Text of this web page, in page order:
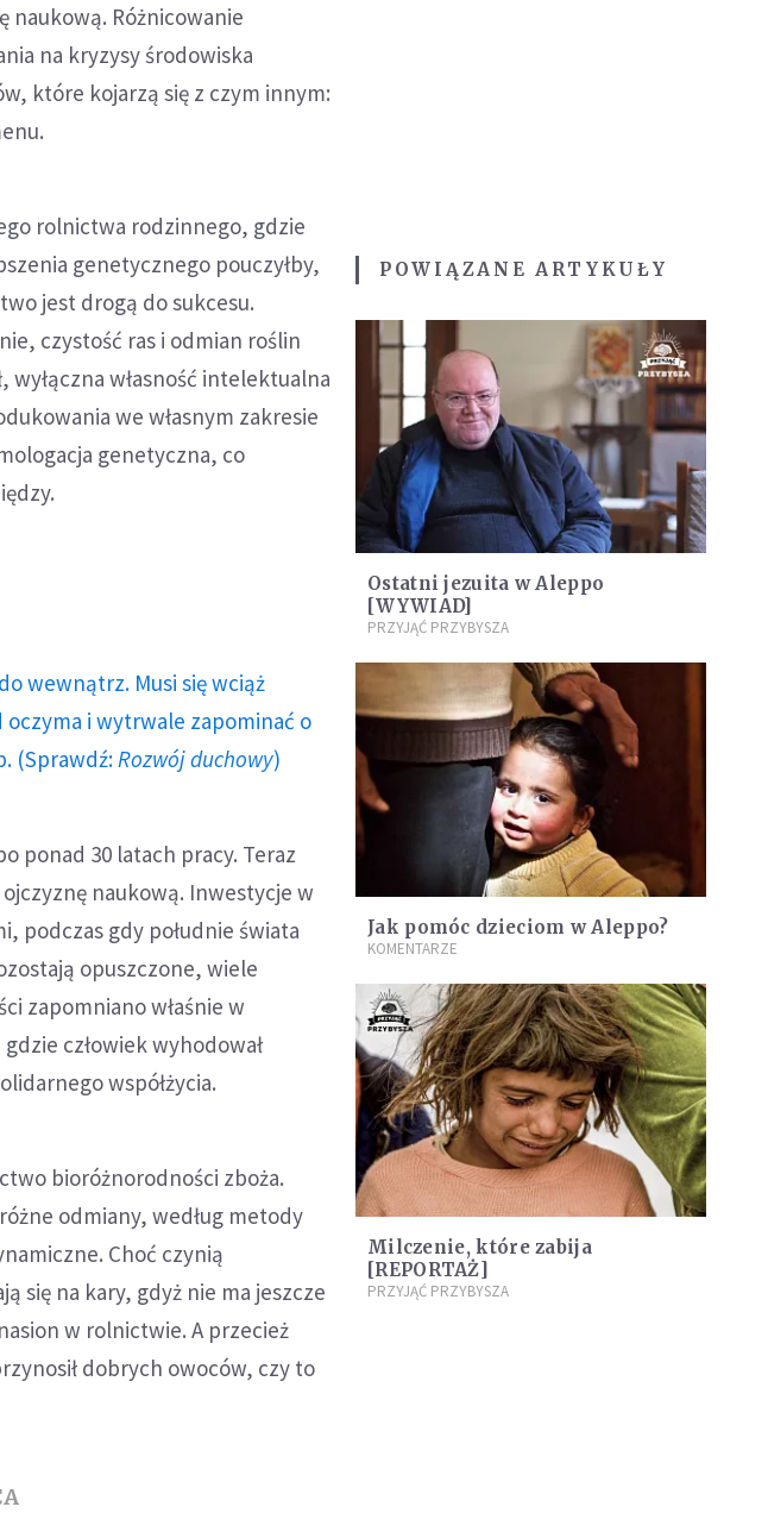
naukową. Różnicowanie
na kryzysy środowiska
które kojarzą się z czym innym:
rolnictwa rodzinnego, gdzie
genetycznego pouczyłby,
jest drogą do sukcesu.
czystość ras i odmian roślin
własność intelektualna
we własnym zakresie
genetyczna, co
wewnątrz. Musi się wciąż
i wytrwale zapominać o
(Sprawdź: Rozwój duchowy)
ponad 30 latach pracy. Teraz
naukową. Inwestycje w
podczas gdy południe świata
opuszczone, wiele
zapomniano właśnie w
człowiek wyhodował
współżycia.
bioróżnorodności zboża.
odmiany, według metody
Choć czynią
się na kary, gdyż nie ma jeszcze
w rolnictwie. A przecież
dobrych owoców, czy to
POWIĄZANE ARTYKUŁY
Ostatni jezuita w Aleppo
[WYWIAD]
PRZYJĄĆ PRZYBYSZA
Jak pomóc dzieciom w Aleppo?
KOMENTARZE
Milczenie, które zabija
[REPORTAŻ]
PRZYJĄĆ PRZYBYSZA